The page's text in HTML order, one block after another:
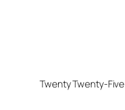
Twenty Twenty-Five